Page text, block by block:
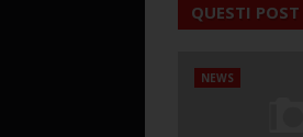
QUESTI POST
NEWS